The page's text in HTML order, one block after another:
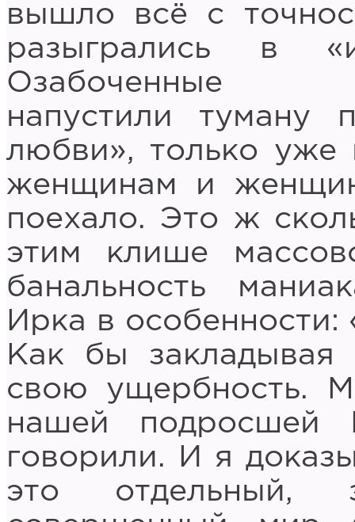
вышло всё с
разыгрались в
Озабоченные
напустили туману
любви», только уже
женщинам и
поехало. Это ж
этим клише
банальность
Ирка в
Как бы закладывая
свою ущербность.
нашей подросшей
говорили. И я
это отдельный,